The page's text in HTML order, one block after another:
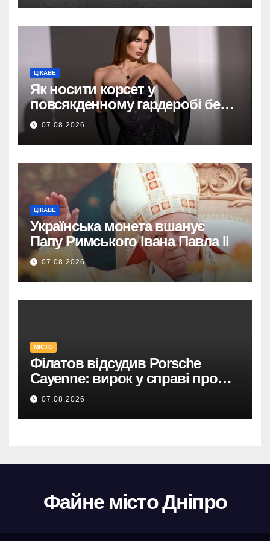
ЦІКАВЕ
Як носити корсет у
повсякденному гардеробі без
надмірної театральності
07.08.2026
ЦІКАВЕ
Українська монета вшанує
Папу Римського Івана Павла II
07.08.2026
МІСТО
Філатов відсудив Porsche
Cayenne: вирок у справі про
фейк.
07.08.2026
Файне місто Дніпро